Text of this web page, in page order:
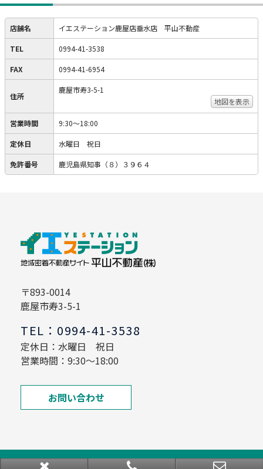
店舗名 イエステーション鹿屋店垂水店 平山不動産
TEL 0994-41-3538
FAX 0994-41-6954
住所
鹿屋市寿3-5-1
地図を表示
営業時間 9:30～18:00
定休日 水曜日 祝日
免許番号 鹿児島県知事（８）３９６４
〒893-0014
鹿屋市寿3-5-1
TEL：0994-41-3538
定休日：水曜日 祝日
営業時間：9:30～18:00
お問い合わせ
Copyright © イエステーション鹿屋店垂水店 平山不動産 All rights Reserved.